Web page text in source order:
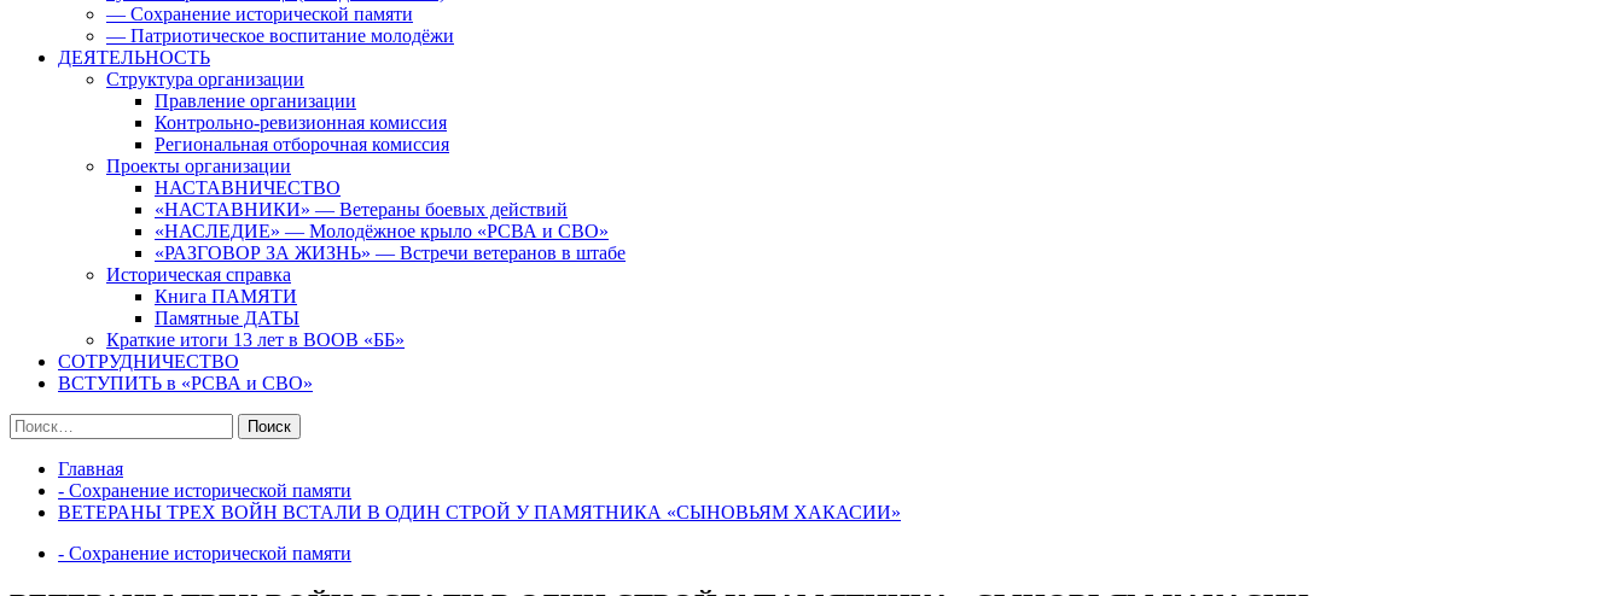
— Сохранение исторической памяти
— Патриотическое воспитание молодёжи
ДЕЯТЕЛЬНОСТЬ
Структура организации
Правление организации
Контрольно-ревизионная комиссия
Региональная отборочная комиссия
Проекты организации
НАСТАВНИЧЕСТВО
«НАСТАВНИКИ» — Ветераны боевых действий
«НАСЛЕДИЕ» — Молодёжное крыло «РСВА и СВО»
«РАЗГОВОР ЗА ЖИЗНЬ» — Встречи ветеранов в штабе
Историческая справка
Книга ПАМЯТИ
Памятные ДАТЫ
Краткие итоги 13 лет в ВООВ «ББ»
СОТРУДНИЧЕСТВО
ВСТУПИТЬ в «РСВА и СВО»
Найти:
Главная
- Сохранение исторической памяти
ВЕТЕРАНЫ ТРЕХ ВОЙН ВСТАЛИ В ОДИН СТРОЙ У ПАМЯТНИКА «СЫНОВЬЯМ ХАКАСИИ»
- Сохранение исторической памяти